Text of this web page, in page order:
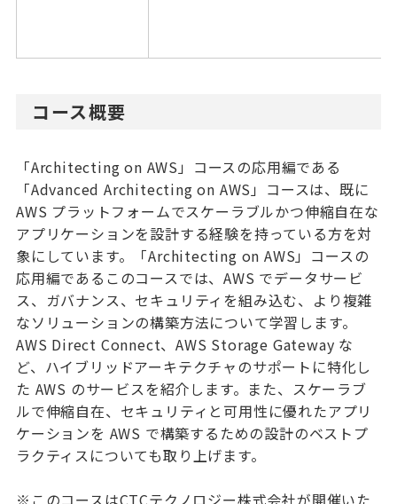
コース概要
「Architecting on AWS」コースの応用編である
「Advanced Architecting on AWS」コースは、既に
AWS プラットフォームでスケーラブルかつ伸縮自在な
アプリケーションを設計する経験を持っている方を対
象にしています。「Architecting on AWS」コースの
応用編であるこのコースでは、AWS でデータサービ
ス、ガバナンス、セキュリティを組み込む、より複雑
なソリューションの構築方法について学習します。
AWS Direct Connect、AWS Storage Gateway な
ど、ハイブリッドアーキテクチャのサポートに特化し
た AWS のサービスを紹介します。また、スケーラブ
ルで伸縮自在、セキュリティと可用性に優れたアプリ
ケーションを AWS で構築するための設計のベストプ
ラクティスについても取り上げます。
※このコースはCTCテクノロジー株式会社が開催いた